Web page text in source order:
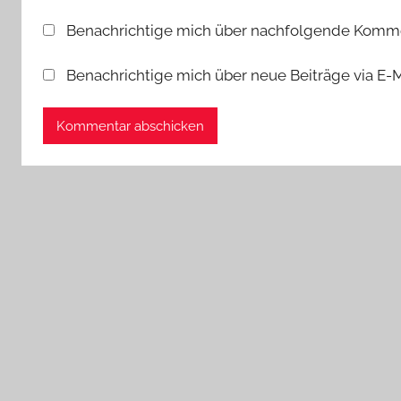
Benachrichtige mich über nachfolgende
Benachrichtige mich über neue Beiträge via E-